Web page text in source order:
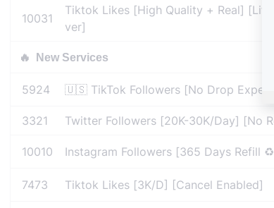
10031
Tiktok Likes [High Quality + Real]
ver]
🔥 New Services
5924 🇺🇸 TikTok Followers [No Drop
3321 Twitter Followers [20K-30K/Day] [No
10010 Instagram Followers [365 Days Refill
7473 Tiktok Likes [3K/D] [Cancel Enabled]